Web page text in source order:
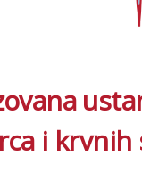
i krvnih